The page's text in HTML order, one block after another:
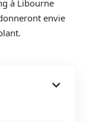
à Libourne
envie